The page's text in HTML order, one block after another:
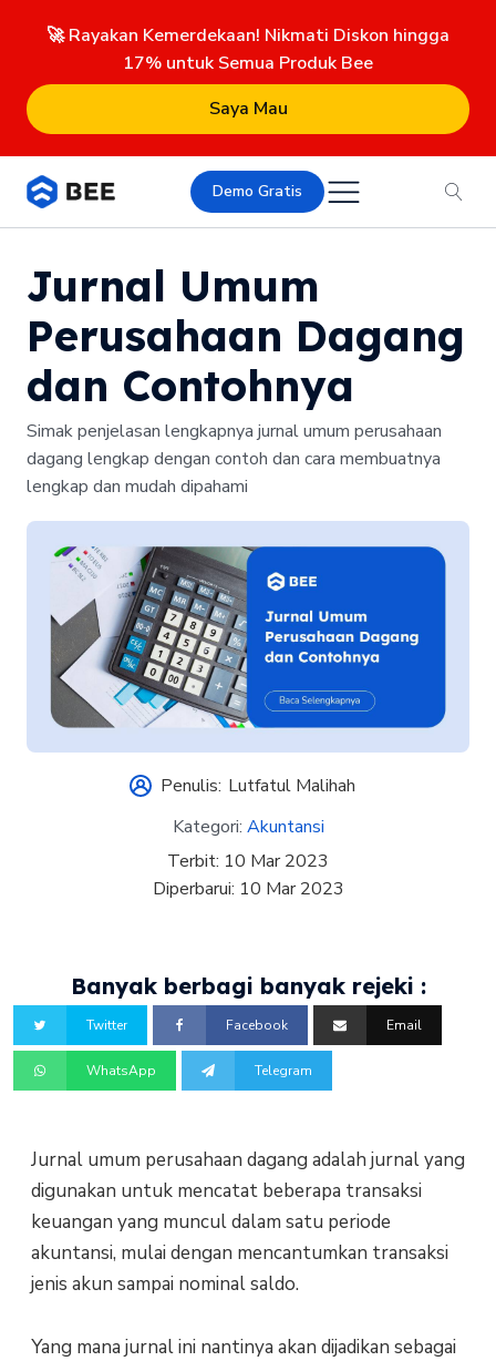
🚀 Rayakan Kemerdekaan! Nikmati Diskon hingga
17% untuk Semua Produk Bee
Saya Mau
Demo Gratis
Jurnal Umum
Perusahaan Dagang
dan Contohnya
Simak penjelasan lengkapnya jurnal umum perusahaan
dagang lengkap dengan contoh dan cara membuatnya
lengkap dan mudah dipahami
Penulis: Lutfatul Malihah
Kategori: Akuntansi
Terbit: 10 Mar 2023
Diperbarui: 10 Mar 2023
Banyak berbagi banyak rejeki :
Twitter Facebook Email
WhatsApp Telegram
Jurnal umum perusahaan dagang adalah jurnal yang
digunakan untuk mencatat beberapa transaksi
keuangan yang muncul dalam satu periode
akuntansi, mulai dengan mencantumkan transaksi
jenis akun sampai nominal saldo.
Yang mana jurnal ini nantinya akan dijadikan sebagai